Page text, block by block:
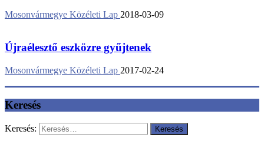
Mosonvármegye Közéleti Lap 2018-03-09
Újraélesztő eszközre gyűjtenek
Mosonvármegye Közéleti Lap 2017-02-24
Keresés
Keresés: